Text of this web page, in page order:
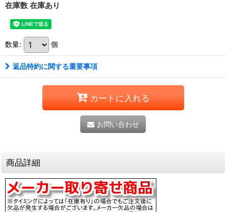
在庫数 在庫あり
数量: 個
返品特約に関する重要事項
カートに入れる
お問い合わせ
商品詳細